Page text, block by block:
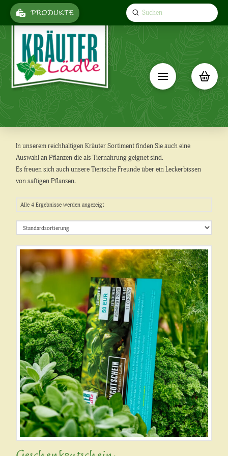
PRODUKTE Search
Submit
In unserem reichhaltigen Kräuter Sortiment finden Sie auch eine
Auswahl an Pflanzen die als Tiernahrung geignet sind.
Es freuen sich auch unsere Tierische Freunde über ein Leckerbissen
von saftigen Pflanzen.
Alle 4 Ergebnisse werden angezeigt